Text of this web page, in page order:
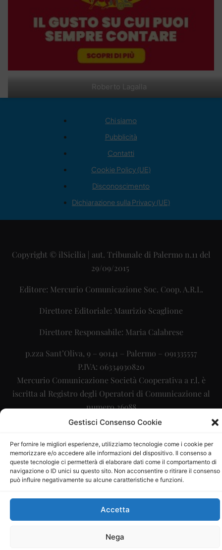
Gestisci Consenso Cookie
Per fornire le migliori esperienze, utilizziamo tecnologie come i cookie per
memorizzare e/o accedere alle informazioni del dispositivo. Il consenso a
queste tecnologie ci permetterà di elaborare dati come il comportamento di
navigazione o ID unici su questo sito. Non acconsentire o ritirare il consenso
può influire negativamente su alcune caratteristiche e funzioni.
Accetta
Nega
Roberto Lagalla
Chi siamo
Pubblicità
Contatti
Cookie Policy (UE)
Disconoscimento
Dichiarazione sulla Privacy (UE)
Copyright © ilSicilia | aut. Tribunale di Palermo n.11 del
29/09/2015
Editore: Mercurio Comunicazione Soc. Coop. A.R.L.
Direttore Editoriale: Maurizio Scaglione
Direttore Responsabile: Maria Calabrese
p.zza Sant’Oliva, 9 – 90141 – Palermo – 091335557
P.IVA: 06334930820
Mercurio Comunicazione Società Cooperativa a r.l. è
iscritta al Registro degli Operatori di Comunicazione al
numero 26988
Sito gestito daLa Digitale srl– info@ladigitale.it